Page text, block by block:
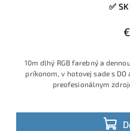
✅
10m dlhý RGB farebný a
príkonom, v hotovej sade s
preofesionálnym